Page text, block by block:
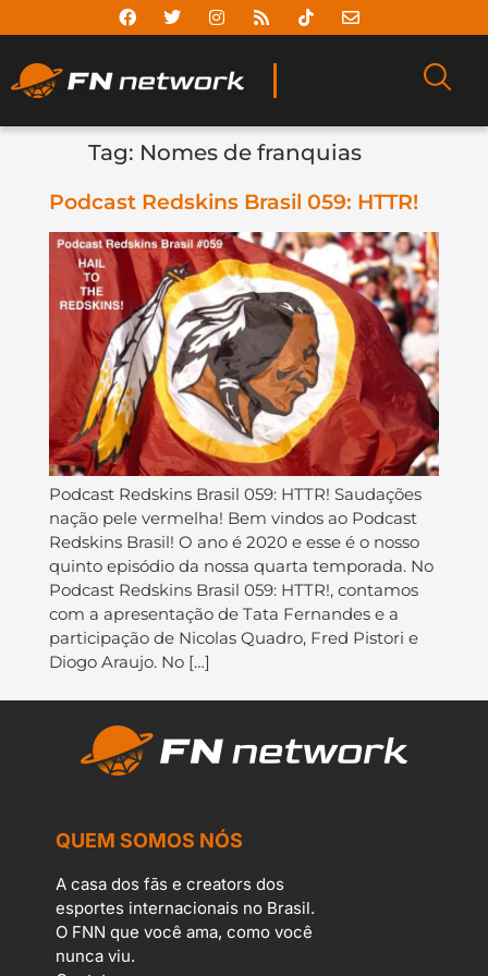
Tag: Nomes de franquias
Podcast Redskins Brasil 059: HTTR!
Podcast Redskins Brasil 059: HTTR! Saudações
nação pele vermelha! Bem vindos ao Podcast
Redskins Brasil! O ano é 2020 e esse é o nosso
quinto episódio da nossa quarta temporada. No
Podcast Redskins Brasil 059: HTTR!, contamos
com a apresentação de Tata Fernandes e a
participação de Nicolas Quadro, Fred Pistori e
Diogo Araujo. No […]
QUEM SOMOS NÓS
A casa dos fãs e creators dos
esportes internacionais no Brasil.
O FNN que você ama, como você
nunca viu.